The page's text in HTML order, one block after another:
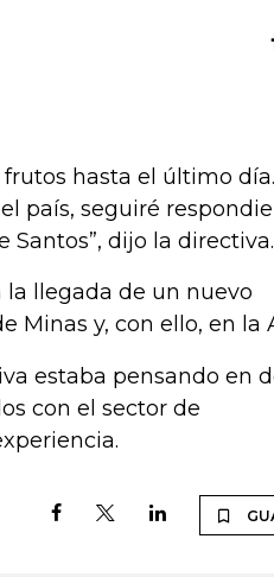
frutos hasta el último día.
país, seguiré
dijo la directiva.
la llegada de un nuevo
Minas y, con ello, en la
estaba pensando en
con el sector de